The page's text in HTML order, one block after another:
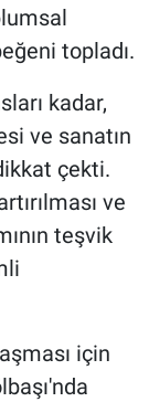
topladı.
kadar,
ve sanatın
çekti.
ve
teşvik
için